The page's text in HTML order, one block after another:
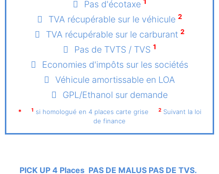
Pas d'écotaxe 1
TVA récupérable sur le véhicule 2
TVA récupérable sur le carburant 2
Pas de TVTS / TVS 1
Economies d'impôts sur les sociétés
Véhicule amortissable en LOA
GPL/Ethanol sur demande
* 1 si homologué en 4 places carte grise 2 Suivant la loi
de finance
PICK UP 4 Places PAS DE MALUS PAS DE TVS.